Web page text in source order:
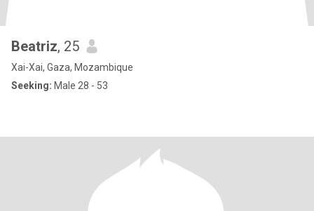
Beatriz, 25
Xai-Xai, Gaza, Mozambique
Seeking: Male 28 - 53